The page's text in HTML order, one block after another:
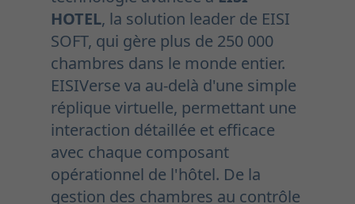
HOTEL, la solution leader de EISI
SOFT, qui gère plus de 250 000
chambres dans le monde entier.
EISIVerse va au-delà d'une simple
réplique virtuelle, permettant une
interaction détaillée et efficace
avec chaque composant
opérationnel de l'hôtel. De la
gestion des chambres au contrôle